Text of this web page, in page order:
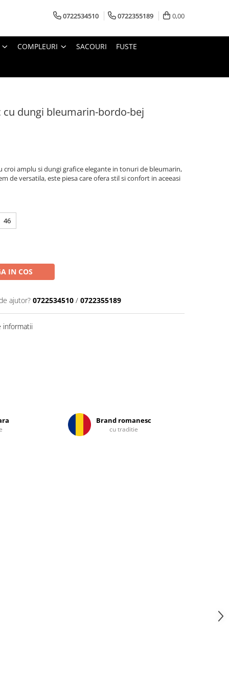
0722534510 0722355189 0,00
COMPLEURI SACOURI FUSTE
dungi bleumarin-bordo-bej
amplu si dungi grafice elegante in tonuri de bleumarin,
de versatila, este piesa care ofera stil si confort in aceeasi
46
IN COS
ajutor? 0722534510 / 0722355189
informatii
Brand romanesc
cu traditie